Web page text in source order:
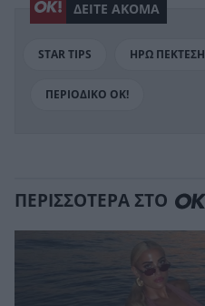
ΔΕΙΤΕ ΑΚΟΜΑ
STAR TIPS ΗΡΩ ΠΕΚΤΕΣΗ
ΠΕΡΙΟΔΙΚΟ ΟΚ!
ΠΕΡΙΣΣΟΤΕΡΑ ΣΤΟ